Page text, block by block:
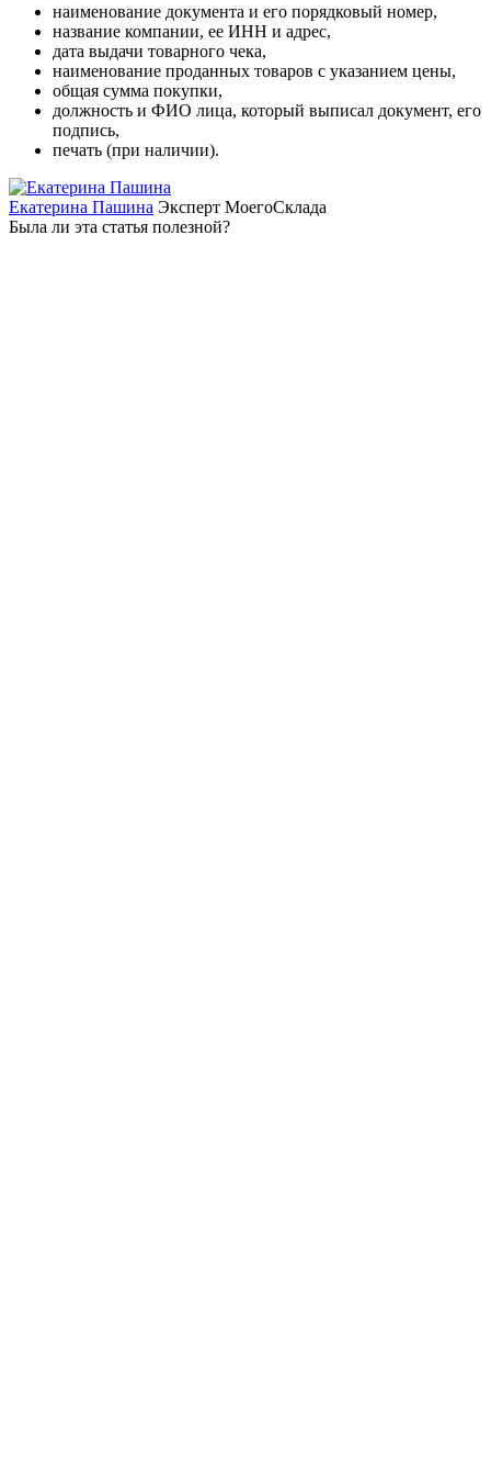
наименование документа и его порядковый номер,
название компании, ее ИНН и адрес,
дата выдачи товарного чека,
наименование проданных товаров с указанием цены,
общая сумма покупки,
должность и ФИО лица, который выписал документ, его
подпись,
печать (при наличии).
Екатерина Пашина Эксперт МоегоСклада
Была ли эта статья полезной?